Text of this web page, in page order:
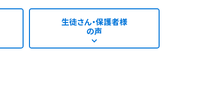
生徒さん・保護者様
の声